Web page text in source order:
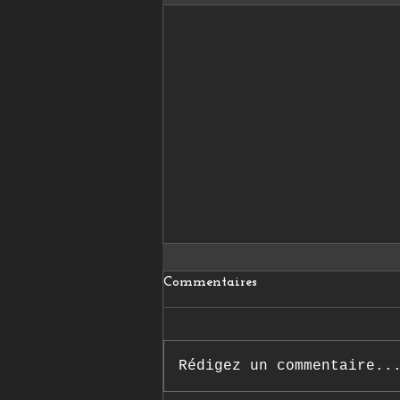
Commentaires
Rédigez un commentaire...